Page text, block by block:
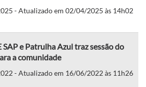
- Atualizado em 02/04/2025 às 14h02
SAP e Patrulha Azul traz sessão do
a comunidade
- Atualizado em 16/06/2022 às 11h26